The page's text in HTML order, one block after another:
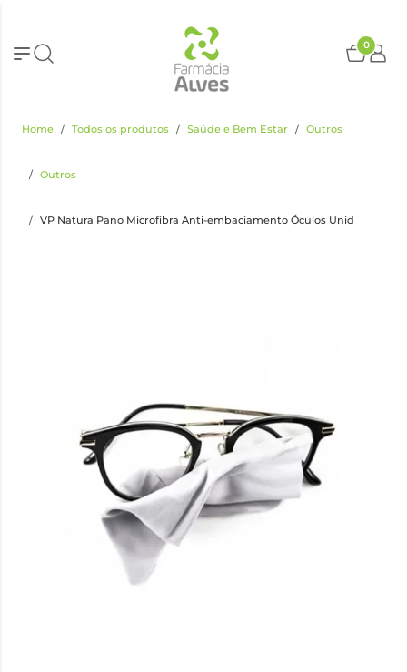
0
Home Todos os produtos Saúde e Bem Estar Outros
Outros
VP Natura Pano Microfibra Anti-embaciamento Óculos Unid